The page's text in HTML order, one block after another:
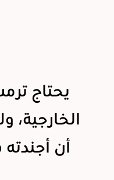
يحتاج
الخارجية،
أن